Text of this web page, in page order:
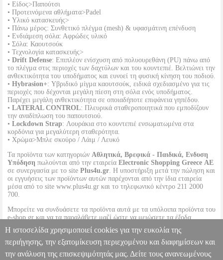
• Είδος>Παπούτσι
• Προτεινόμενα αθλήματα>Padel
• Υλικό κατασκευής>
• Πάνω μέρος: Συνθετικό πλέγμα (mesh) & υφασμάτινη επένδυση
• Ενδιάμεση σόλα: Αφρώδες υλικό
• Σόλα: Καουτσούκ
• Τεχνολογία κατασκευής>
• Drift Defense: Επιπλέον ενίσχυση από πολυουρεθάνη (PU) πάνω από
το πλέγμα στις περιοχές των δαχτύλων και του κουντεπιέ. Βελτιώνει την
ανθεκτικότητα του υποδήματος και ευνοεί τη φυσική κίνηση του ποδιού.
• Hybrasion+: Υβριδικό μίγμα καουτσούκ, ειδικά σχεδιασμένο για τις
περιοχές που δέχονται μεγάλη πίεση στη σόλα ενός υποδήματος.
Παρέχει μεγάλη ανθεκτικότητα σε οποιαδήποτε επιφάνεια γηπέδου.
• LATERAL CONTROL: Πλευρικά σταθεροποιητικά που εμποδίζουν
την αναδίπλωση του παπουτσιού.
• Lockdown Strap: Λουράκια στο κουντεπιέ ενσωματωμένα στα
κορδόνια για μεγαλύτερη σταθερότητα.
• Χρώμα>Μπλε σκούρο / Λάιμ / Λευκό
Τα προϊόντα των κατηγοριών Αθλητικά, Βρεφικά - Παιδικά, Ενδυση
Υπόδηση πωλούνται από την εταιρεία Electronic Shopping Greece ΑΕ
σε συνεργασία με το site Plus4u.gr. Η υποστήριξη μετά την πώληση και
οι εγγυήσεις των προϊόντων αυτών παρέχονται από την ίδια εταιρεία
μέσα από το site www.plus4u.gr και το τηλεφωνικό κέντρο 211 2000
700.
Μπορείτε να συνδυάσετε τα προϊόντα αυτά με τα υπόλοιπα προϊόντα του
e-shop.gr και να τα παραλάβετε μαζί ώστε να μειώσετε τα έξοδα
αποστολής. Μπορείτε επίσης να παραλάβετε από οποιοδήποτε eshop
point με μηδενικά έξοδα αποστολής ανεξαρτήτως ύψους παραγγελίας!
ΠΑΠΟΥΤΣΙ HEAD MOTION TEAM PADEL ΜΠΛΕ ΣΚΟΥΡΟ
Η ιστοσελίδα χρησιμοποιεί cookies για την ευκολία της
περιήγησης, την εξατομίκευση περιεχομένου και διαφημίσεων και
την ανάλυση της επισκεψιμότητάς μας. Δείτε τους ανανεωμένους